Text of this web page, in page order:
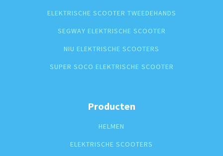
ELEKTRISCHE SCOOTER TWEEDEHANDS
SEGWAY ELEKTRISCHE SCOOTER
NIU ELEKTRISCHE SCOOTERS
SUPER SOCO ELEKTRISCHE SCOOTER
Producten
HELMEN
ELEKTRISCHE SCOOTERS